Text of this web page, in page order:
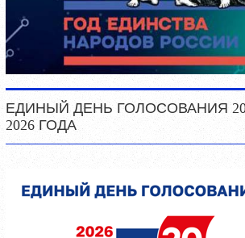
ЕДИНЫЙ ДЕНЬ ГОЛОСОВАНИЯ
2026 ГОДА